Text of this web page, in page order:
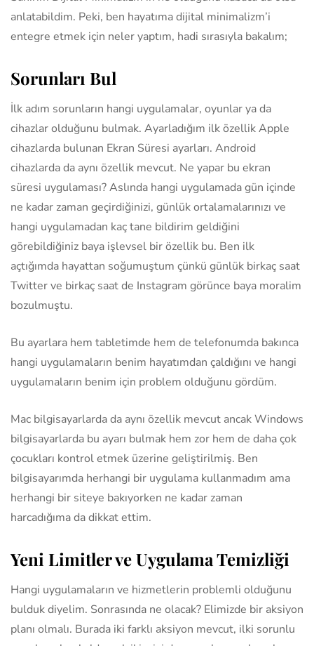
anlatabildim. Peki, ben hayatıma dijital minimalizm’i
entegre etmek için neler yaptım, hadi sırasıyla bakalım;
Sorunları Bul
İlk adım sorunların hangi uygulamalar, oyunlar ya da
cihazlar olduğunu bulmak. Ayarladığım ilk özellik Apple
cihazlarda bulunan Ekran Süresi ayarları. Android
cihazlarda da aynı özellik mevcut. Ne yapar bu ekran
süresi uygulaması? Aslında hangi uygulamada gün içinde
ne kadar zaman geçirdiğinizi, günlük ortalamalarınızı ve
hangi uygulamadan kaç tane bildirim geldiğini
görebildiğiniz baya işlevsel bir özellik bu. Ben ilk
açtığımda hayattan soğumuştum çünkü günlük birkaç saat
Twitter ve birkaç saat de Instagram görünce baya moralim
bozulmuştu.
Bu ayarlara hem tabletimde hem de telefonumda bakınca
hangi uygulamaların benim hayatımdan çaldığını ve hangi
uygulamaların benim için problem olduğunu gördüm.
Mac bilgisayarlarda da aynı özellik mevcut ancak Windows
bilgisayarlarda bu ayarı bulmak hem zor hem de daha çok
çocukları kontrol etmek üzerine geliştirilmiş. Ben
bilgisayarımda herhangi bir uygulama kullanmadım ama
herhangi bir siteye bakıyorken ne kadar zaman
harcadığıma da dikkat ettim.
Yeni Limitler ve Uygulama Temizliği
Hangi uygulamaların ve hizmetlerin problemli olduğunu
bulduk diyelim. Sonrasında ne olacak? Elimizde bir aksiyon
planı olmalı. Burada iki farklı aksiyon mevcut, ilki sorunlu